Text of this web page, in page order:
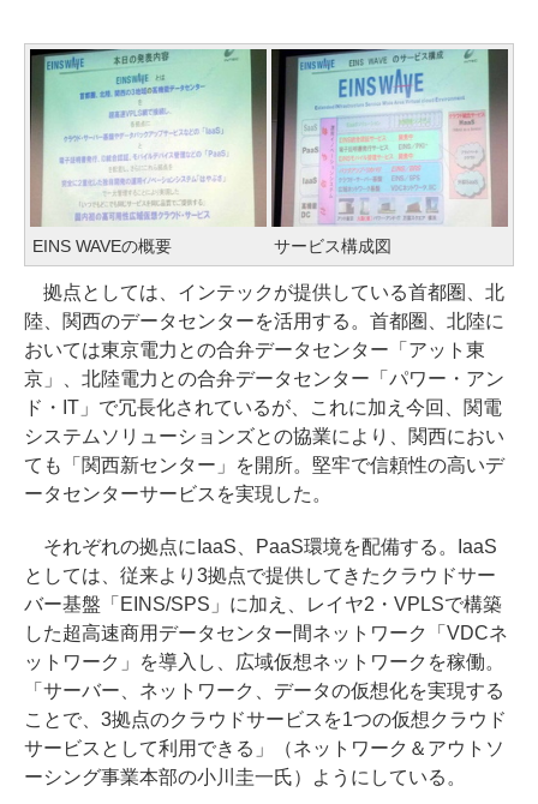
EINS WAVEの概要 サービス構成図
拠点としては、インテックが提供している首都圏、北
陸、関西のデータセンターを活用する。首都圏、北陸に
おいては東京電力との合弁データセンター「アット東
京」、北陸電力との合弁データセンター「パワー・アン
ド・IT」で冗長化されているが、これに加え今回、関電
システムソリューションズとの協業により、関西におい
ても「関西新センター」を開所。堅牢で信頼性の高いデ
ータセンターサービスを実現した。
それぞれの拠点にIaaS、PaaS環境を配備する。IaaS
としては、従来より3拠点で提供してきたクラウドサー
バー基盤「EINS/SPS」に加え、レイヤ2・VPLSで構築
した超高速商用データセンター間ネットワーク「VDCネ
ットワーク」を導入し、広域仮想ネットワークを稼働。
「サーバー、ネットワーク、データの仮想化を実現する
ことで、3拠点のクラウドサービスを1つの仮想クラウド
サービスとして利用できる」（ネットワーク＆アウトソ
ーシング事業本部の小川圭一氏）ようにしている。